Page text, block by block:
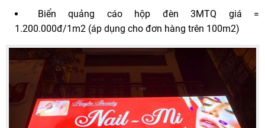
Biển quảng cáo hộp đèn 3MTQ giá =
1.200.000đ/1m2 (áp dụng cho đơn hàng trên 100m2)